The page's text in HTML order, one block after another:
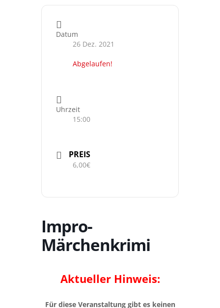
Datum
26 Dez. 2021
Abgelaufen!
Uhrzeit
15:00
PREIS
6,00€
Impro-
Märchenkrimi
Aktueller Hinweis:
Für diese Veranstaltung gibt es keinen